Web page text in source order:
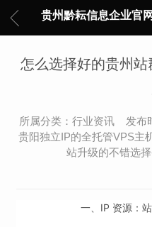
怎么选择好的贵州
所属分类：行业资讯 发布
贵阳独立IP的全托管VPS主
站升级的不错选
一、IP 资源：